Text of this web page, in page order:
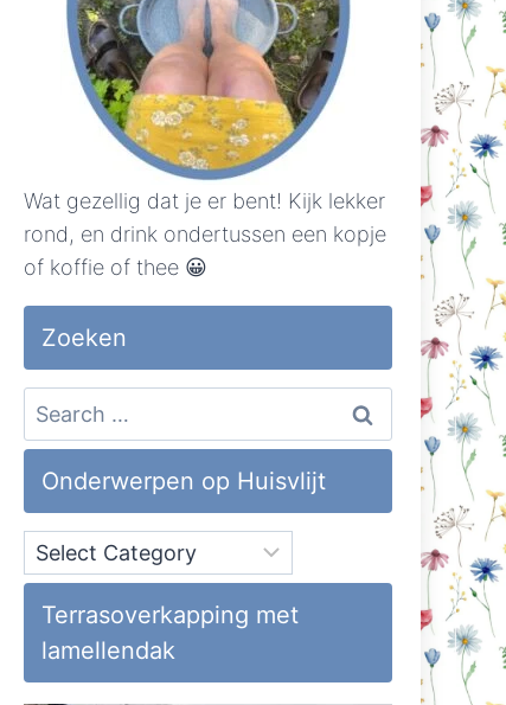
Wat gezellig dat je er bent! Kijk lekker
rond, en drink ondertussen een kopje
of koffie of thee 😀
Zoeken
Search
for:
Onderwerpen op Huisvlijt
Onderwerpen
op
Huisvlijt
Terrasoverkapping met
lamellendak